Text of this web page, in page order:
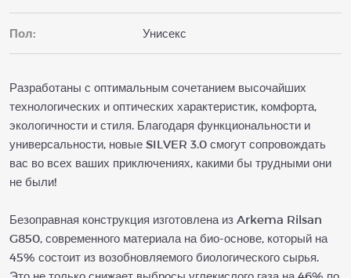
Пол: Унисекс
Разработаны с оптимальным сочетанием высочайших
технологических и оптических характеристик, комфорта,
экологичности и стиля. Благодаря функциональности и
универсальности, новые SILVER 3.0 смогут сопровождать
вас во всех ваших приключениях, какими бы трудными они
не были!
Безоправная конструкция изготовлена из Arkema Rilsan
G850, современного материала на био-основе, который на
45% состоит из возобновляемого биологического сырья.